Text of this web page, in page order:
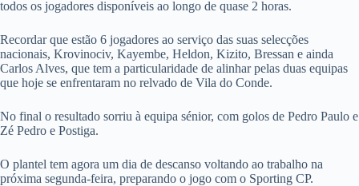
todos os jogadores disponíveis ao longo de quase 2 horas.
Recordar que estão 6 jogadores ao serviço das suas selecções
nacionais, Krovinociv, Kayembe, Heldon, Kizito, Bressan e ainda
Carlos Alves, que tem a particularidade de alinhar pelas duas equipas
que hoje se enfrentaram no relvado de Vila do Conde.
No final o resultado sorriu à equipa sénior, com golos de Pedro Paulo e
Zé Pedro e Postiga.
O plantel tem agora um dia de descanso voltando ao trabalho na
próxima segunda-feira, preparando o jogo com o Sporting CP.